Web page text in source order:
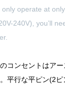
operate at
240V), you’ll
コンセントはアー
平行な平ピン(2